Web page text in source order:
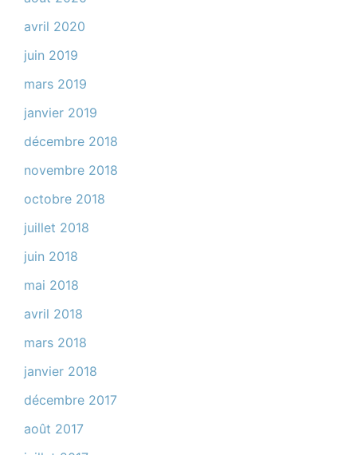
avril 2020
juin 2019
mars 2019
janvier 2019
décembre 2018
novembre 2018
octobre 2018
juillet 2018
juin 2018
mai 2018
avril 2018
mars 2018
janvier 2018
décembre 2017
août 2017